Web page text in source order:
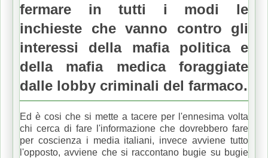
fermare in tutti i modi le
inchieste che vanno contro gli
interessi della mafia politica e
della mafia medica foraggiate
dalle lobby criminali del farmaco.
Ed è cosi che si mette a tacere per l'ennesima volta
chi cerca di fare l'informazione che dovrebbero fare
per coscienza i media italiani, invece avviene tutto
l'opposto, avviene che si raccontano bugie su bugie